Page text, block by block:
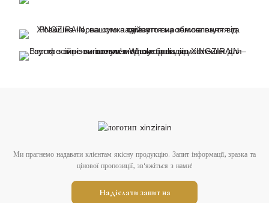
Ми прагнемо надавати клієнтам якісну продукцію. Запит інформації, зразка та
цінової пропозиції, зв'яжіться з нами!
Надіслати запит на